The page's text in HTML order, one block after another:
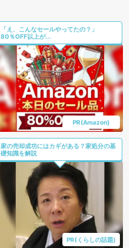
「え、こんなセールやってたの？」
80％OFF以上が...
PR(Amazon)
家の売却成功にはカギがある？家処分の基
礎知識を解説
PR(くらしの話題)